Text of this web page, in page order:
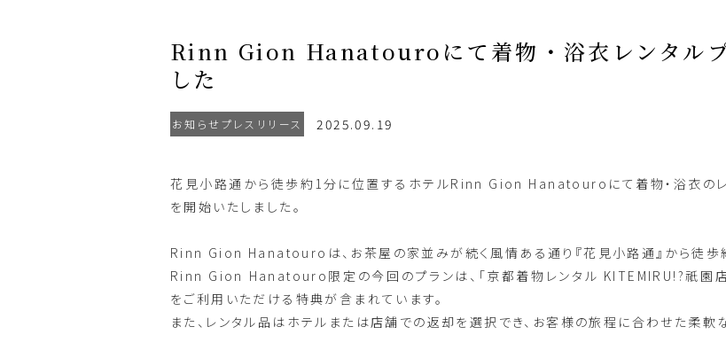
Rinn Gion Hanatouroにて着物・浴衣レンタルプ
した
お知らせプレスリリース 2025.09.19
花見小路通から徒歩約1分に位置するホテルRinn Gion Hanatouroにて着物・浴衣のレ
を開始いたしました。
Rinn Gion Hanatouroは、お茶屋の家並みが続く風情ある通り『花見小路通』から徒歩
Rinn Gion Hanatouro限定の今回のプランは、「京都着物レンタル KITEMIRU!?祇園店」
をご利用いただける特典が含まれています。
また、レンタル品はホテルまたは店舗での返却を選択でき、お客様の旅程に合わせた柔軟